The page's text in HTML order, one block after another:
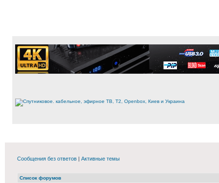
Сообщения без ответов | Активные темы
Список форумов